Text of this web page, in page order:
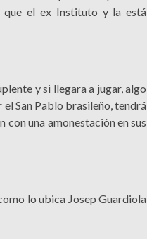
que el ex Instituto y la está
y si llegara a jugar, algo
San Pablo brasileño, tendrá
una amonestación en sus
lo ubica Josep Guardiola